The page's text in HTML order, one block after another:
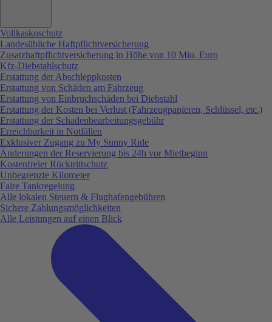
Vollkaskoschutz
Landesübliche Haftpflichtversicherung
Zusatzhaftpflichtversicherung in Höhe von 10 Mio. Euro
Kfz-Diebstahlschutz
Erstattung der Abschleppkosten
Erstattung von Schäden am Fahrzeug
Erstattung von Einbruchschäden bei Diebstahl
Erstattung der Kosten bei Verlust (Fahrzeugpapieren, Schlüssel, etc.)
Erstattung der Schadenbearbeitungsgebühr
Erreichbarkeit in Notfällen
Exklusiver Zugang zu My Sunny Ride
Änderungen der Reservierung bis 24h vor Mietbeginn
Kostenfreier Rücktrittschutz
Unbegrenzte Kilometer
Faire Tankregelung
Alle lokalen Steuern & Flughafengebühren
Sichere Zahlungsmöglichkeiten
Alle Leistungen auf einen Blick